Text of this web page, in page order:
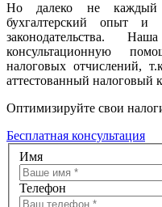
Но далеко не каждый
бухгалтерский опыт и
законодательства.
консультационную
налоговых отчислений,
аттестованный налоговый
Оптимизируйте свои
Бесплатная консультация
Имя
Телефон